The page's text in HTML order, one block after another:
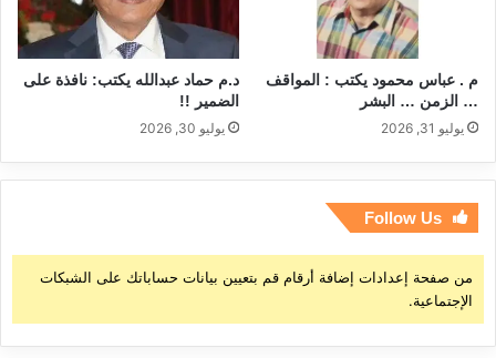
م . عباس محمود يكتب : المواقف
… الزمن … البشر
يوليو 31, 2026
د.م حماد عبدالله يكتب: نافذة على
الضمير !!
يوليو 30, 2026
Follow Us
من صفحة إعدادات إضافة أرقام قم بتعيين بيانات حساباتك على الشبكات
الإجتماعية.